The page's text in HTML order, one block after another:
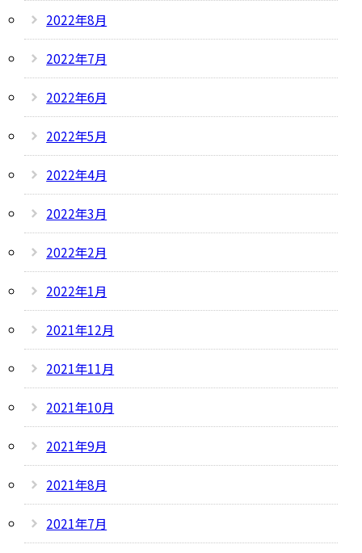
2022年8月
2022年7月
2022年6月
2022年5月
2022年4月
2022年3月
2022年2月
2022年1月
2021年12月
2021年11月
2021年10月
2021年9月
2021年8月
2021年7月